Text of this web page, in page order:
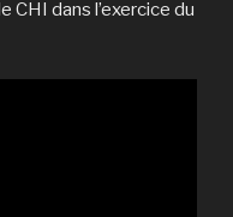
CHI dans l’exercice du